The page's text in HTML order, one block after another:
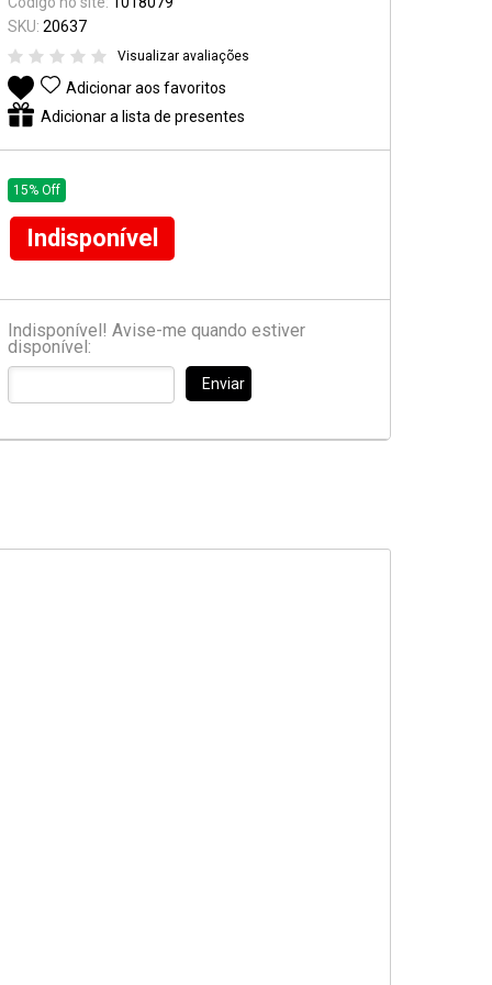
Pedal & Pedaleira
Captadores
Diversos
SKU: 20637
Visualizar avaliações
Adicionar aos favoritos
Adicionar a lista de presentes
15% Off
Indisponível
Indisponível! Avise-me quando estiver
disponível:
Enviar